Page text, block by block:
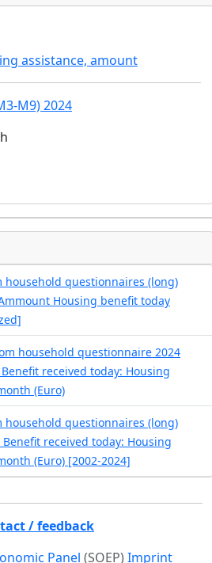
assistance, amount
M9) 2024
h
household questionnaires (long)
Housing benefit today
household questionnaire 2024
Benefit received today: Housing
(Euro)
household questionnaires (long)
Benefit received today: Housing
(Euro) [2002-2024]
/ feedback
Panel (SOEP) Imprint